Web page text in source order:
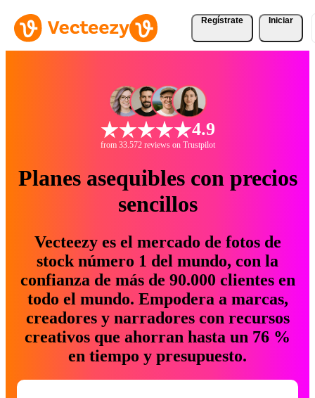
Regístrate Iniciar
4.9
from 33.572 reviews on Trustpilot
Planes asequibles con precios
sencillos
Vecteezy es el mercado de fotos de
stock número 1 del mundo, con la
confianza de más de 90.000 clientes en
todo el mundo. Empodera a marcas,
creadores y narradores con recursos
creativos que ahorran hasta un 76 %
en tiempo y presupuesto.